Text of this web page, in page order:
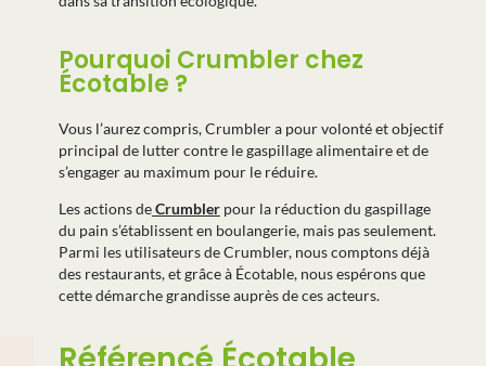
Pourquoi Crumbler chez
Écotable ?
Vous l’aurez compris, Crumbler a pour volonté et objectif
principal de lutter contre le gaspillage alimentaire et de
s’engager au maximum pour le réduire.
Les actions deCrumblerpour la réduction du gaspillage
du pain s’établissent en boulangerie, mais pas seulement.
Parmi les utilisateurs de Crumbler, nous comptons déjà
des restaurants, et grâce à Écotable, nous espérons que
cette démarche grandisse auprès de ces acteurs.